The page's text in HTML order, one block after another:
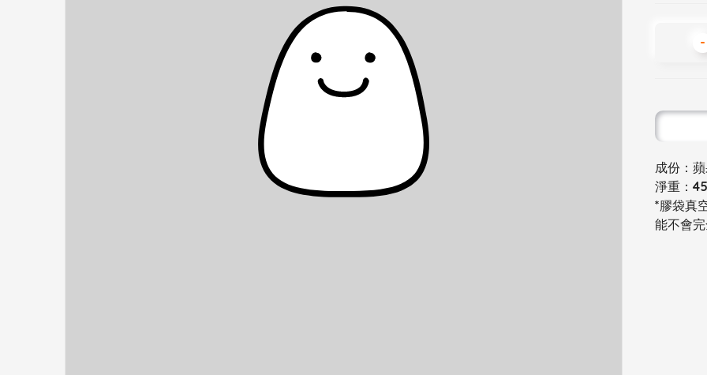
-
成份：
淨重：
*膠袋真
能不會